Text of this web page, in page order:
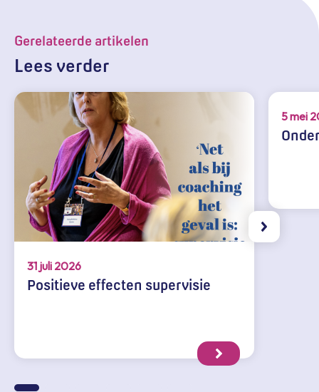
Gerelateerde artikelen
Lees verder
31 juli 2026
Positieve effecten supervisie
5 mei